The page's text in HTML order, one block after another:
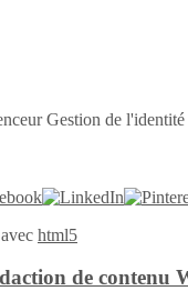
Gestion de l'identité
html5
de contenu